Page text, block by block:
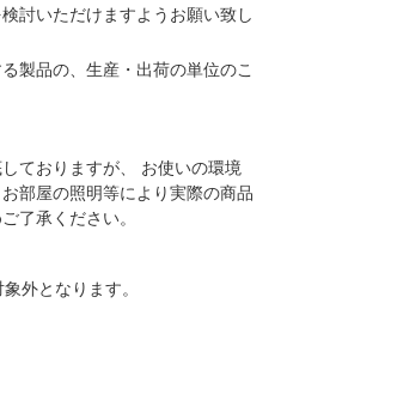
討いただけますようお願い致し
製品の、生産・出荷の単位のこ
ておりますが、 お使いの環境
部屋の照明等により実際の商品
了承ください。
外となります。